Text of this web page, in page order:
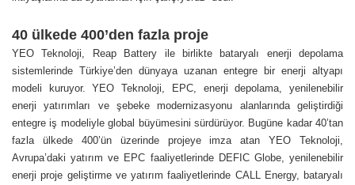
40 ülkede 400’den fazla proje
YEO Teknoloji, Reap Battery ile birlikte bataryalı enerji depolama
sistemlerinde Türkiye’den dünyaya uzanan entegre bir enerji altyapı
modeli kuruyor. YEO Teknoloji, EPC, enerji depolama, yenilenebilir
enerji yatırımları ve şebeke modernizasyonu alanlarında geliştirdiği
entegre iş modeliyle global büyümesini sürdürüyor. Bugüne kadar 40’tan
fazla ülkede 400’ün üzerinde projeye imza atan YEO Teknoloji,
Avrupa’daki yatırım ve EPC faaliyetlerinde DEFIC Globe, yenilenebilir
enerji proje geliştirme ve yatırım faaliyetlerinde CALL Energy, bataryalı